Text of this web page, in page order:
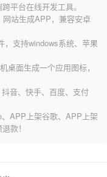
平台在线开发工具。
站生成APP，兼容安卓
，支持windows系统、苹果
桌面生成一个应用图标，
音、快手、百度、支付
APP上架谷歌、APP上架
款！